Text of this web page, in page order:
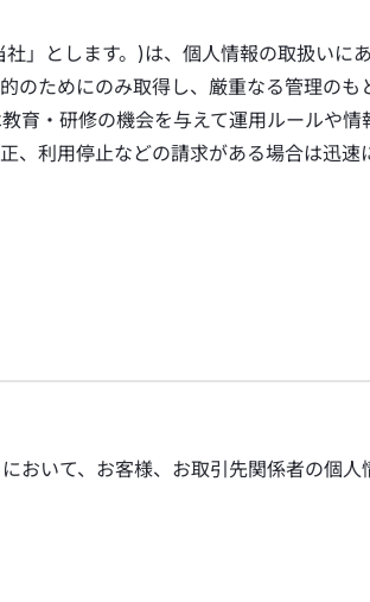
」とします。)は、個人情報の取扱いに
のためにのみ取得し、厳重なる管理の
育・研修の機会を与えて運用ルールや
、利用停止などの請求がある場合は迅速
おいて、お客様、お取引先関係者の個